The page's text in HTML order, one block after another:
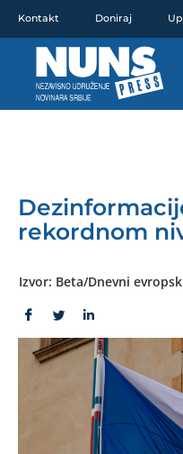
sadržaj
Kontakt Doniraj
rekordnom
Izvor: Beta/Dnevni